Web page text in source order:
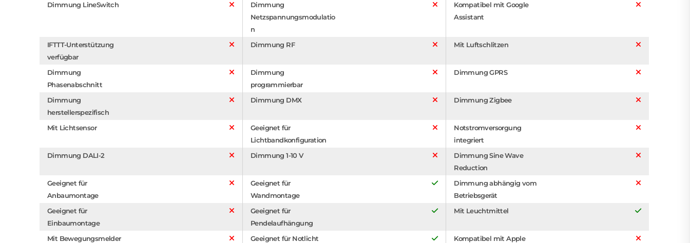
Dimmung LineSwitch
Dimmung
Netzspannungsmodulatio
n
Kompatibel mit Google
Assistant
IFTTT-Unterstützung
verfügbar
Dimmung RF Mit Luftschlitzen
Dimmung
Phasenabschnitt
Dimmung
programmierbar
Dimmung GPRS
Dimmung
herstellerspezifisch
Dimmung DMX Dimmung Zigbee
Mit Lichtsensor
Geeignet für
Lichtbandkonfiguration
Notstromversorgung
integriert
Dimmung DALI-2
Dimmung 1-10 V
Dimmung Sine Wave
Reduction
Geeignet für
Anbaumontage
Geeignet für
Wandmontage
Dimmung abhängig vom
Betriebsgerät
Geeignet für
Einbaumontage
Geeignet für
Pendelaufhängung
Mit Leuchtmittel
Mit Bewegungsmelder Geeignet für Notlicht
Kompatibel mit Apple